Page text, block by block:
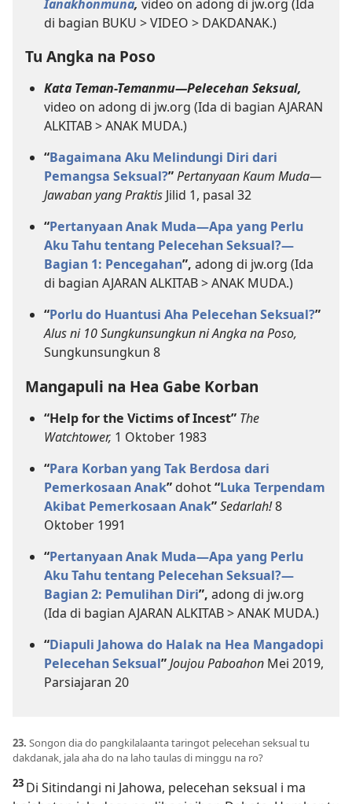
Ianakhonmuna, video on adong di jw.org (Ida
di bagian BUKU > VIDEO > DAKDANAK.)
Tu Angka na Poso
Kata Teman-Temanmu—Pelecehan Seksual,
video on adong di jw.org (Ida di bagian AJARAN
ALKITAB > ANAK MUDA.)
“Bagaimana Aku Melindungi Diri dari
Pemangsa Seksual?”Pertanyaan Kaum Muda—
Jawaban yang Praktis Jilid 1, pasal 32
“Pertanyaan Anak Muda—Apa yang Perlu
Aku Tahu tentang Pelecehan Seksual?​—
Bagian 1: Pencegahan”, adong di jw.org (Ida
di bagian AJARAN ALKITAB > ANAK MUDA.)
“Porlu do Huantusi Aha Pelecehan Seksual?”
Alus ni 10 Sungkunsungkun ni Angka na Poso,
Sungkunsungkun 8
Mangapuli na Hea Gabe Korban
“Help for the Victims of Incest” The
Watchtower, 1 Oktober 1983
“Para Korban yang Tak Berdosa dari
Pemerkosaan Anak” dohot“Luka Terpendam
Akibat Pemerkosaan Anak”Sedarlah!8
Oktober 1991
“Pertanyaan Anak Muda—Apa yang Perlu
Aku Tahu tentang Pelecehan Seksual?​—
Bagian 2: Pemulihan Diri”, adong di jw.org
(Ida di bagian AJARAN ALKITAB > ANAK MUDA.)
“Diapuli Jahowa do Halak na Hea Mangadopi
Pelecehan Seksual”Joujou Paboahon Mei 2019,
Parsiajaran 20
23. Songon dia do pangkilalaanta taringot pelecehan seksual tu
dakdanak, jala aha do na laho taulas di minggu na ro?
23 Di Sitindangi ni Jahowa, pelecehan seksual i ma